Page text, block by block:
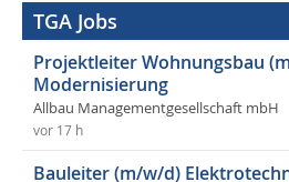
TGA Jobs
Projektleiter Wohnungsbau
Modernisierung
Allbau Managementgesellschaft mbH
vor 17 h
Bauleiter (m/w/d)